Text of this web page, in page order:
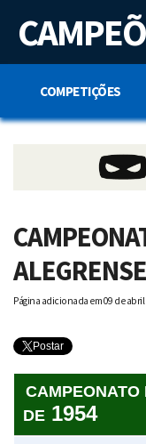
t
n
COMPETIÇÕES
Página adicionada em 09 de abril
Postar
CAMPEONATO
DE 1954